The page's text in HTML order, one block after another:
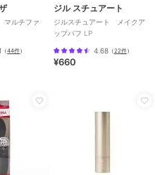
マルチファ
（44件）
ジル スチュアート
ジルスチュアート メイクア
ップパフ LP
4.68（22件）
¥660